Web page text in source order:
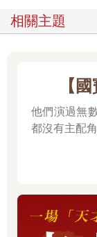
相關主題
【
他們演過無
都沒有主配角